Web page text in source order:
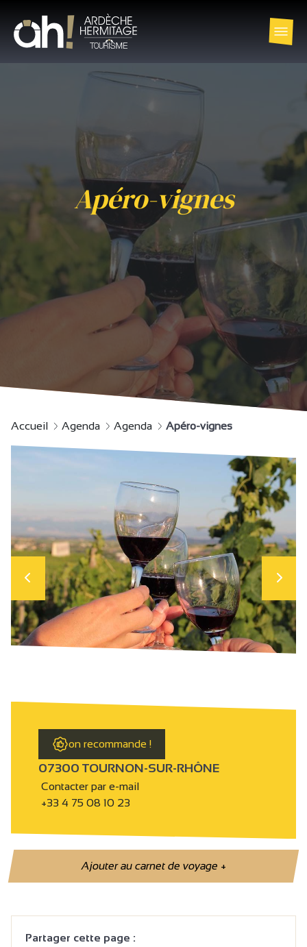
Apéro-vignes
Accueil Agenda Agenda Apéro-vignes
on recommande !
07300 TOURNON-SUR-RHÔNE
Contacter par e-mail
+33 4 75 08 10 23
Ajouter au carnet de voyage+
Partager cette page :